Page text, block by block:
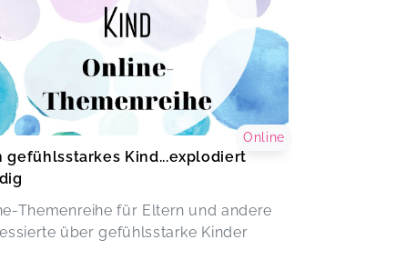
gefühlsstarkes Kind...explodiert
Themenreihe für Eltern und andere
über gefühlsstarke Kinder
Online